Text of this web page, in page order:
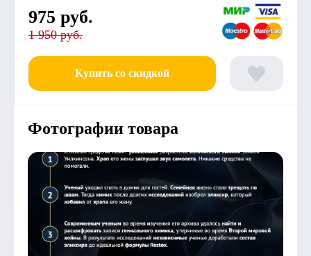
975 руб.
1 950 руб.
Купить со скидкой
Фотографии товара